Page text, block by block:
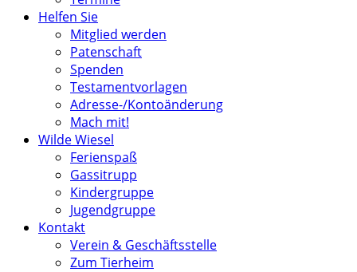
Helfen Sie
Mitglied werden
Patenschaft
Spenden
Testamentvorlagen
Adresse-/Kontoänderung
Mach mit!
Wilde Wiesel
Ferienspaß
Gassitrupp
Kindergruppe
Jugendgruppe
Kontakt
Verein & Geschäftsstelle
Zum Tierheim